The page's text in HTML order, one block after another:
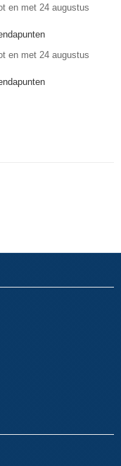
en met 24 augustus
en met 24 augustus